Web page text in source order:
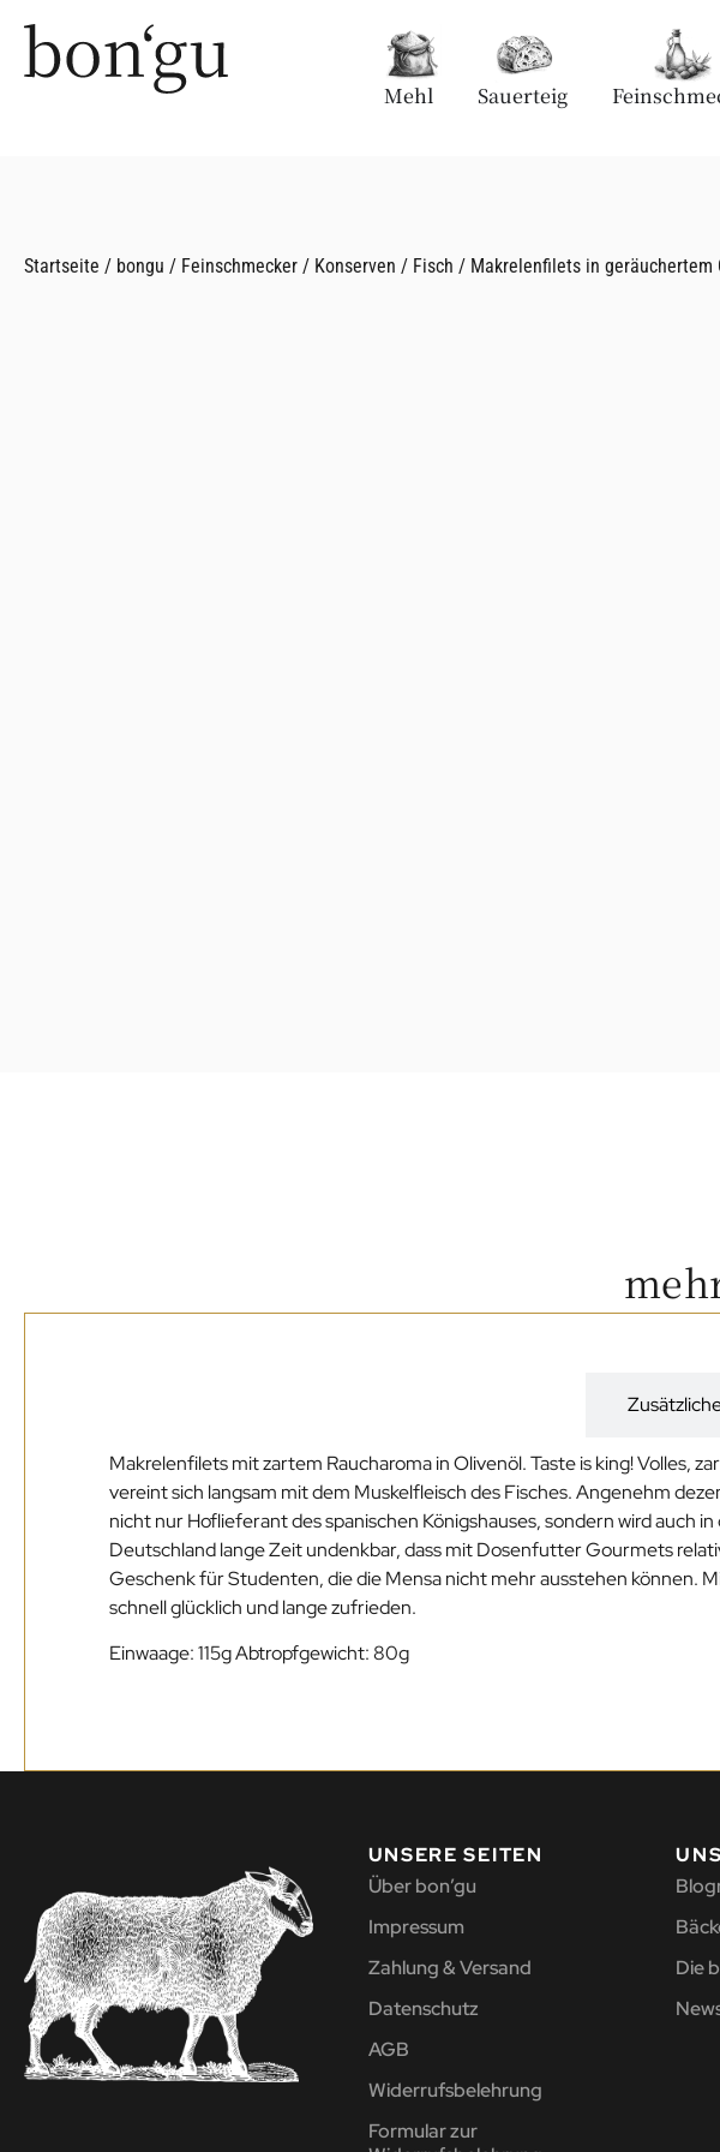
Mehl Sauerteig
Startseite / bongu / Feinschmecker / Konserven / Fisch / Makrelenfilets in geräuchertem
Makrelenfilets mit zartem Raucharoma in Olivenöl. Taste is king! Volles,
vereint sich langsam mit dem Muskelfleisch des Fisches. Angenehm
nicht nur Hoflieferant des spanischen Königshauses, sondern wird auch
Deutschland lange Zeit undenkbar, dass mit Dosenfutter Gourmets
Geschenk für Studenten, die die Mensa nicht mehr ausstehen können.
schnell glücklich und lange zufrieden.
Einwaage: 115g Abtropfgewicht: 80g
UNSERE SEITEN
Über bon’gu
Impressum
Zahlung & Versand
Datenschutz
AGB
Widerrufsbelehrung
Formular zur
Die